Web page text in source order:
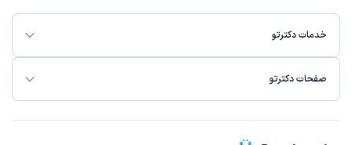
فاطمه
زمان انتظار:
با سلام دکتر و منشی ایشون خیلی خوش اخلاق وخوش برخورد
خدمات دکترتو
صفحات دکترتو